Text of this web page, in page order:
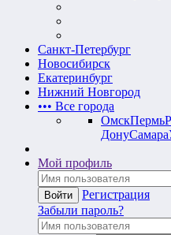
Санкт-Петербург
Новосибирск
Екатеринбург
Нижний Новгород
••• Все города
ОмскПермь
ДонуСамара
Мой профиль
Регистрация
Забыли пароль?